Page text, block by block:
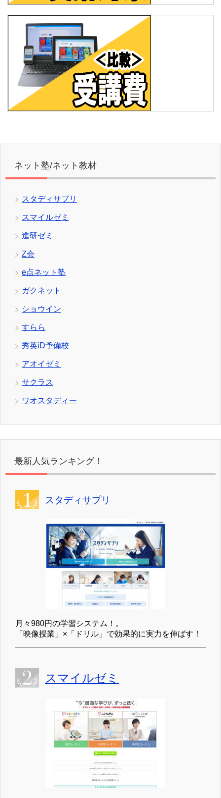
ネット塾/ネット教材
スタディサプリ
スマイルゼミ
進研ゼミ
Z会
e点ネット塾
ガクネット
ショウイン
すらら
秀英iD予備校
アオイゼミ
サクラス
ワオスタディー
最新人気ランキング！
スタディサプリ
月々980円の学習システム！。
「映像授業」×「ドリル」で効果的に実力を伸ばす！
スマイルゼミ